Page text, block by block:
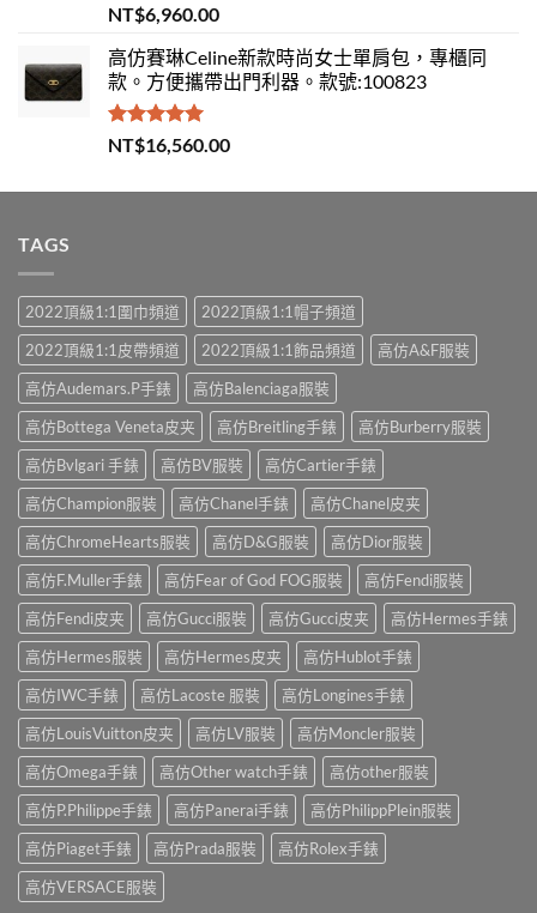
評分 5.00
滿分 5
NT$6,960.00
高仿賽琳Celine新款時尚女士單肩包，專櫃同
款。方便攜帶出門利器。款號:100823
評分5.00
滿分 5
NT$16,560.00
TAGS
2022頂級1:1圍巾頻道
2022頂級1:1帽子頻道
2022頂級1:1皮帶頻道
2022頂級1:1飾品頻道
高仿A&F服裝
高仿Audemars.P手錶
高仿Balenciaga服裝
高仿Bottega Veneta皮夹
高仿Breitling手錶
高仿Burberry服裝
高仿Bvlgari 手錶
高仿BV服裝
高仿Cartier手錶
高仿Champion服裝
高仿Chanel手錶
高仿Chanel皮夹
高仿ChromeHearts服裝
高仿D&G服裝
高仿Dior服裝
高仿F.Muller手錶
高仿Fear of God FOG服裝
高仿Fendi服裝
高仿Fendi皮夹
高仿Gucci服裝 高仿Gucci皮夹
高仿Hermes手錶
高仿Hermes服裝
高仿Hermes皮夹
高仿Hublot手錶
高仿IWC手錶
高仿Lacoste 服裝
高仿Longines手錶
高仿LouisVuitton皮夹
高仿LV服裝
高仿Moncler服裝
高仿Omega手錶
高仿Other watch手錶
高仿other服裝
高仿P.Philippe手錶
高仿Panerai手錶
高仿PhilippPlein服裝
高仿Piaget手錶
高仿Prada服裝
高仿Rolex手錶
高仿VERSACE服裝